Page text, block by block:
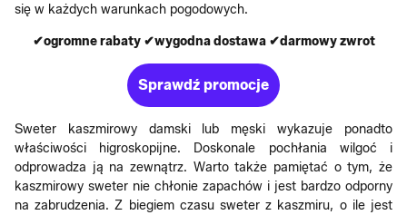
się w każdych warunkach pogodowych.
✔ogromne rabaty ✔wygodna dostawa ✔darmowy zwrot
Sprawdź promocje
Sweter kaszmirowy damski lub męski wykazuje ponadto
właściwości higroskopijne. Doskonale pochłania wilgoć i
odprowadza ją na zewnątrz. Warto także pamiętać o tym, że
kaszmirowy sweter nie chłonie zapachów i jest bardzo odporny
na zabrudzenia. Z biegiem czasu sweter z kaszmiru, o ile jest